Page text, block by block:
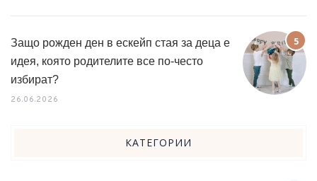
Защо рожден ден в ескейп стая за деца е
идея, която родителите все по-често
избират?
26.06.2026
КАТЕГОРИИ